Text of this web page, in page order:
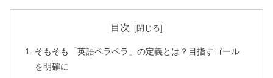
目次
そもそも「英語ペラペラ」の定義とは？目指すゴール
を明確に